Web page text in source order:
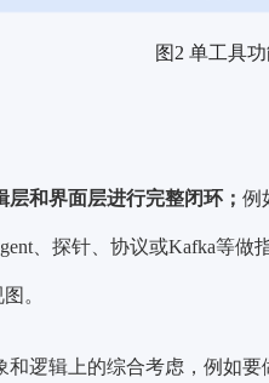
图2 单工具
和界面层进行完整闭环； 例
、探针、协议或Kafka等
。
和逻辑上的综合考虑，例如